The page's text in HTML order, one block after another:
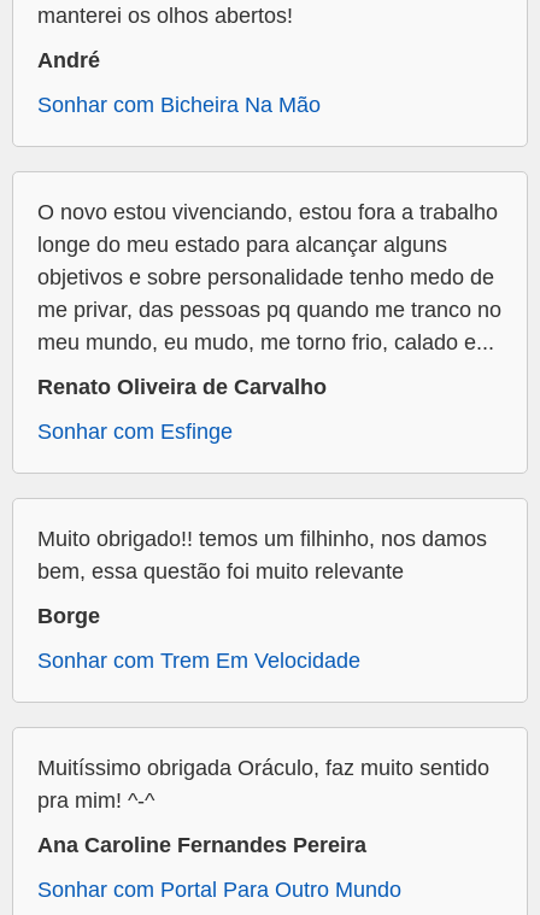
manterei os olhos abertos!
André
Sonhar com Bicheira Na Mão
O novo estou vivenciando, estou fora a trabalho
longe do meu estado para alcançar alguns
objetivos e sobre personalidade tenho medo de
me privar, das pessoas pq quando me tranco no
meu mundo, eu mudo, me torno frio, calado e...
Renato Oliveira de Carvalho
Sonhar com Esfinge
Muito obrigado!! temos um filhinho, nos damos
bem, essa questão foi muito relevante
Borge
Sonhar com Trem Em Velocidade
Muitíssimo obrigada Oráculo, faz muito sentido
pra mim! ^-^
Ana Caroline Fernandes Pereira
Sonhar com Portal Para Outro Mundo